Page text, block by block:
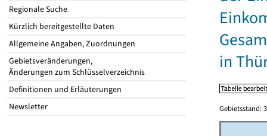
Regionale Suche
Kürzlich bereitgestellte Daten
Allgemeine Angaben, Zuordnungen
Gebietsveränderungen,
Änderungen zum Schlüsselverzeichnis
Definitionen und Erläuterungen
Newsletter
in
Gebietsstand: